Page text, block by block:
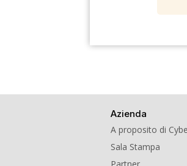
Azienda
A proposito di
Sala Stampa